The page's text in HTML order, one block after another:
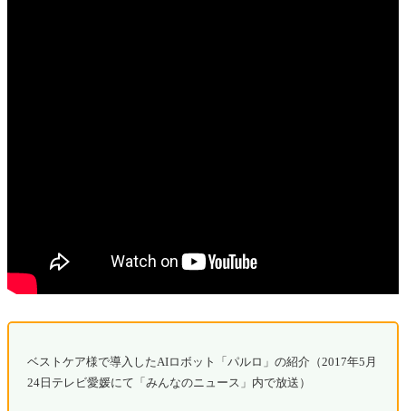
ベストケア様で導入したAIロボット「パルロ」の紹介（2017年5月
24日テレビ愛媛にて「みんなのニュース」内で放送）